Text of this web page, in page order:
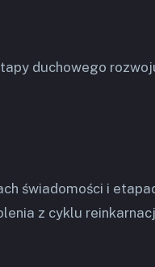
duchowego
świadomości i
z cyklu